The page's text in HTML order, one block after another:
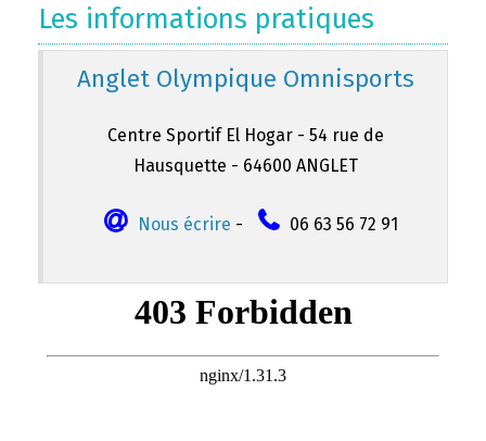
Les informations pratiques
Anglet Olympique Omnisports
Centre Sportif El Hogar - 54 rue de
Hausquette - 64600 ANGLET
Nous écrire - 06 63 56 72 91